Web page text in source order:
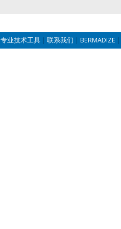
专业技术工具 联系我们 BERMADIZE